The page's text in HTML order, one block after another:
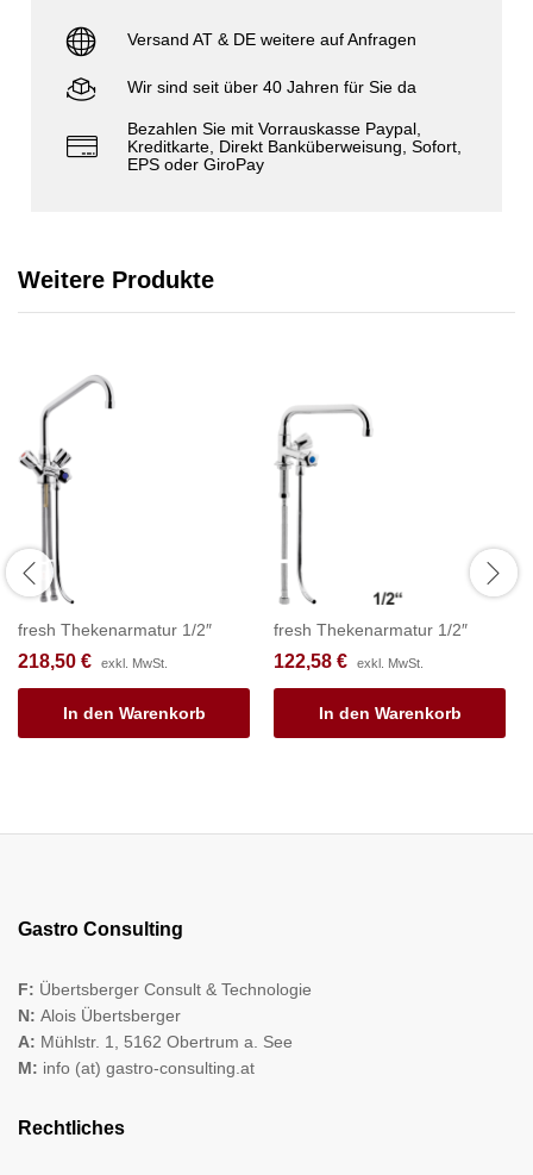
Versand AT & DE weitere auf Anfragen
Wir sind seit über 40 Jahren für Sie da
Bezahlen Sie mit Vorrauskasse Paypal,
Kreditkarte, Direkt Banküberweisung, Sofort,
EPS oder GiroPay
Weitere Produkte
fresh Thekenarmatur 1/2″
218,50 € exkl. MwSt.
In den Warenkorb
fresh Thekenarmatur 1/2″
122,58 € exkl. MwSt.
In den Warenkorb
Gastro Consulting
F: Übertsberger Consult & Technologie
N: Alois Übertsberger
A: Mühlstr. 1, 5162 Obertrum a. See
M: info (at) gastro-consulting.at
Rechtliches